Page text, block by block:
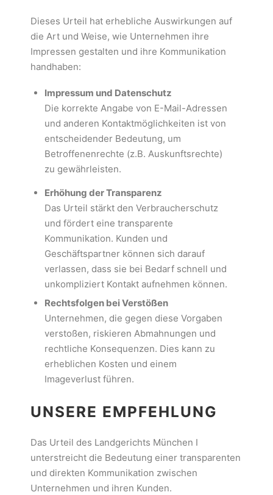
Dieses Urteil hat erhebliche Auswirkungen auf
die Art und Weise, wie Unternehmen ihre
Impressen gestalten und ihre Kommunikation
handhaben:
Impressum und Datenschutz
Die korrekte Angabe von E-Mail-Adressen
und anderen Kontaktmöglichkeiten ist von
entscheidender Bedeutung, um
Betroffenenrechte (z.B. Auskunftsrechte)
zu gewährleisten.
Erhöhung der Transparenz
Das Urteil stärkt den Verbraucherschutz
und fördert eine transparente
Kommunikation. Kunden und
Geschäftspartner können sich darauf
verlassen, dass sie bei Bedarf schnell und
unkompliziert Kontakt aufnehmen können.
Rechtsfolgen bei Verstößen
Unternehmen, die gegen diese Vorgaben
verstoßen, riskieren Abmahnungen und
rechtliche Konsequenzen. Dies kann zu
erheblichen Kosten und einem
Imageverlust führen.
UNSERE EMPFEHLUNG
Das Urteil des Landgerichts München I
unterstreicht die Bedeutung einer transparenten
und direkten Kommunikation zwischen
Unternehmen und ihren Kunden.